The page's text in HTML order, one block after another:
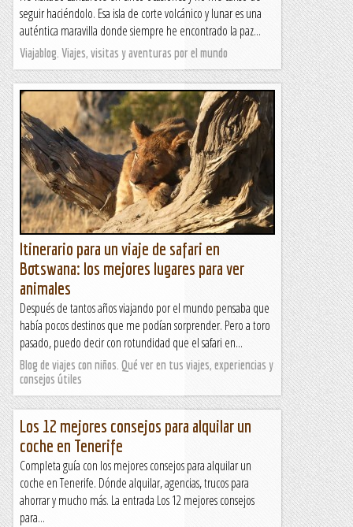
seguir haciéndolo. Esa isla de corte volcánico y lunar es una
auténtica maravilla donde siempre he encontrado la paz...
Viajablog. Viajes, visitas y aventuras por el mundo
Itinerario para un viaje de safari en
Botswana: los mejores lugares para ver
animales
Después de tantos años viajando por el mundo pensaba que
había pocos destinos que me podían sorprender. Pero a toro
pasado, puedo decir con rotundidad que el safari en...
Blog de viajes con niños. Qué ver en tus viajes, experiencias y
consejos útiles
Los 12 mejores consejos para alquilar un
coche en Tenerife
Completa guía con los mejores consejos para alquilar un
coche en Tenerife. Dónde alquilar, agencias, trucos para
ahorrar y mucho más. La entrada Los 12 mejores consejos
para...